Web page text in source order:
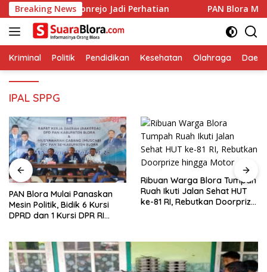
Langsung
ke
konten
Breaking News
Kebonrejo Jadi Perhatian ‎PAN Blora Mulai
Kriminal Politik Pendidikan Kesehatan Olahraga
IPAL SPPG
‎PAN Blora Mulai Panaskan
Mesin Politik, Bidik 6 Kursi
DPRD dan 1 Kursi DPR RI
Ribuan Warga Blora Tumpah
Ruah Ikuti Jalan Sehat HUT
ke-81 RI, Rebutkan Doorprize